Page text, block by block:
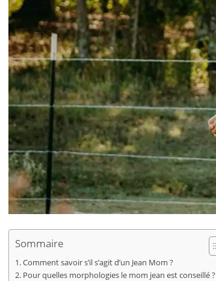
Sommaire
Comment savoir s’il s’agit d’un Jean Mom ?
Pour quelles morphologies le mom jean est conseillé ?